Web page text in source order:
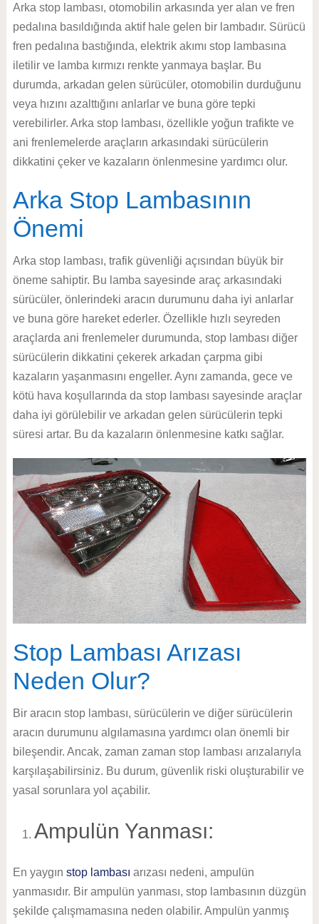
Arka stop lambası, otomobilin arkasında yer alan ve fren
pedalına basıldığında aktif hale gelen bir lambadır. Sürücü
fren pedalına bastığında, elektrik akımı stop lambasına
iletilir ve lamba kırmızı renkte yanmaya başlar. Bu
durumda, arkadan gelen sürücüler, otomobilin durduğunu
veya hızını azalttığını anlarlar ve buna göre tepki
verebilirler. Arka stop lambası, özellikle yoğun trafikte ve
ani frenlemelerde araçların arkasındaki sürücülerin
dikkatini çeker ve kazaların önlenmesine yardımcı olur.
Arka Stop Lambasının
Önemi
Arka stop lambası, trafik güvenliği açısından büyük bir
öneme sahiptir. Bu lamba sayesinde araç arkasındaki
sürücüler, önlerindeki aracın durumunu daha iyi anlarlar
ve buna göre hareket ederler. Özellikle hızlı seyreden
araçlarda ani frenlemeler durumunda, stop lambası diğer
sürücülerin dikkatini çekerek arkadan çarpma gibi
kazaların yaşanmasını engeller. Aynı zamanda, gece ve
kötü hava koşullarında da stop lambası sayesinde araçlar
daha iyi görülebilir ve arkadan gelen sürücülerin tepki
süresi artar. Bu da kazaların önlenmesine katkı sağlar.
Stop Lambası Arızası
Neden Olur?
Bir aracın stop lambası, sürücülerin ve diğer sürücülerin
aracın durumunu algılamasına yardımcı olan önemli bir
bileşendir. Ancak, zaman zaman stop lambası arızalarıyla
karşılaşabilirsiniz. Bu durum, güvenlik riski oluşturabilir ve
yasal sorunlara yol açabilir.
Ampulün Yanması:
En yaygın stop lambası arızası nedeni, ampulün
yanmasıdır. Bir ampulün yanması, stop lambasının düzgün
şekilde çalışmamasına neden olabilir. Ampulün yanmış